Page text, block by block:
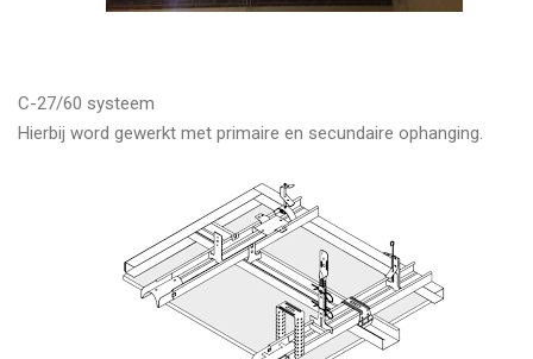
C-27/60 systeem
Hierbij word gewerkt met primaire en secundaire ophanging.